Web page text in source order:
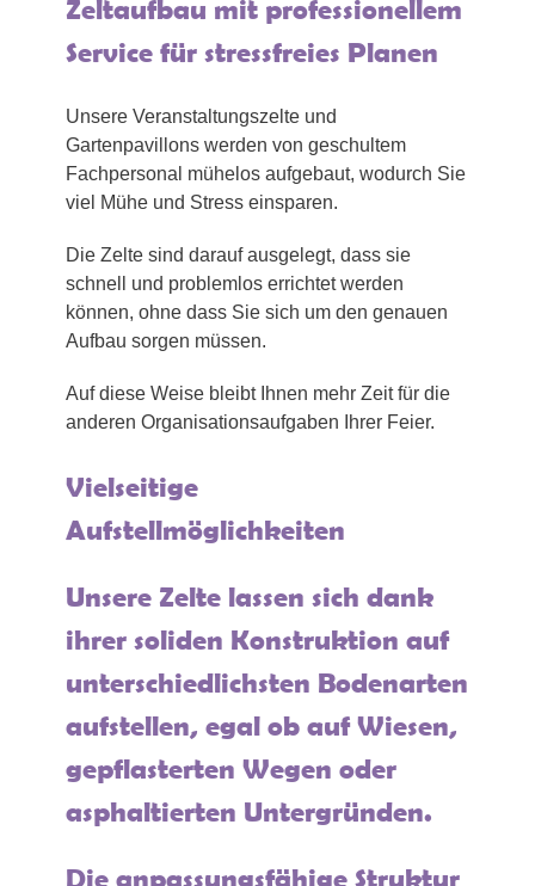
Zeltaufbau mit professionellem
Service für stressfreies Planen
Unsere Veranstaltungszelte und
Gartenpavillons werden von geschultem
Fachpersonal mühelos aufgebaut, wodurch Sie
viel Mühe und Stress einsparen.
Die Zelte sind darauf ausgelegt, dass sie
schnell und problemlos errichtet werden
können, ohne dass Sie sich um den genauen
Aufbau sorgen müssen.
Auf diese Weise bleibt Ihnen mehr Zeit für die
anderen Organisationsaufgaben Ihrer Feier.
Vielseitige
Aufstellmöglichkeiten
Unsere Zelte lassen sich dank
ihrer soliden Konstruktion auf
unterschiedlichsten Bodenarten
aufstellen, egal ob auf Wiesen,
gepflasterten Wegen oder
asphaltierten Untergründen.
Die anpassungsfähige Struktur